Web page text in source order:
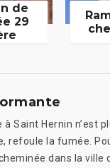
de
29
Saint Hernin n’est
refoule la fumée.
dans la ville